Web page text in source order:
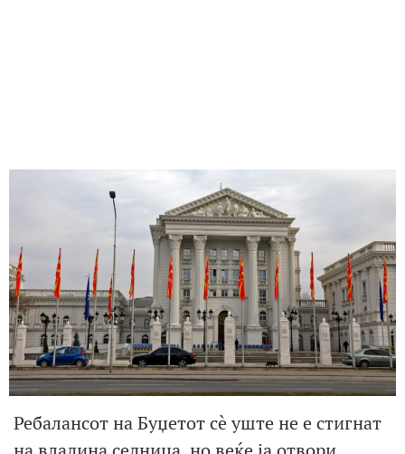
Ребалансот на Буџетот сè уште не е стигнат